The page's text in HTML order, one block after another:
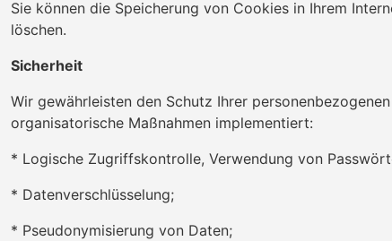
Sie können die Speicherung von Cookies in Ihrem
löschen.
Sicherheit
Wir gewährleisten den Schutz Ihrer
organisatorische Maßnahmen implementiert:
* Logische Zugriffskontrolle, Verwendung von
* Datenverschlüsselung;
* Pseudonymisierung von Daten;